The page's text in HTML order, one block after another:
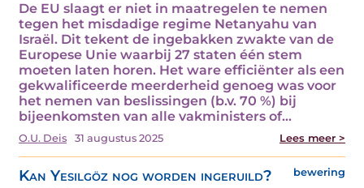
De EU slaagt er niet in maatregelen te nemen
tegen het misdadige regime Netanyahu van
Israël. Dit tekent de ingebakken zwakte van de
Europese Unie waarbij 27 staten één stem
moeten laten horen. Het ware efficiënter als een
gekwalificeerde meerderheid genoeg was voor
het nemen van beslissingen (b.v. 70 %) bij
bijeenkomsten van alle vakministers of…
O.U. Deis 31 augustus 2025 Lees meer >
Kan Yesilgöz nog worden ingeruild? bewering